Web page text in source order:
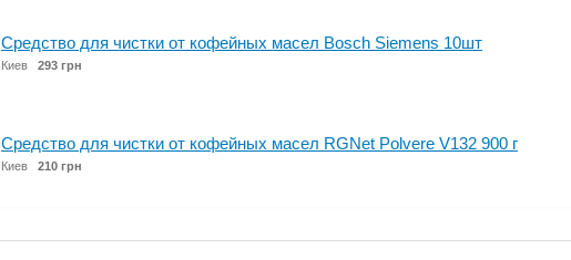
Средство для чистки от кофейных масел Bosch Siemens 10шт
Киев 293 грн
Средство для чистки от кофейных масел RGNet Polvere V132 900 г
Киев 210 грн